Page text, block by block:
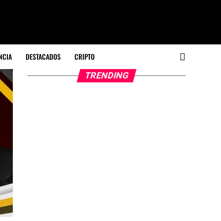
DESTACADOS CRIPTO
TRENDING